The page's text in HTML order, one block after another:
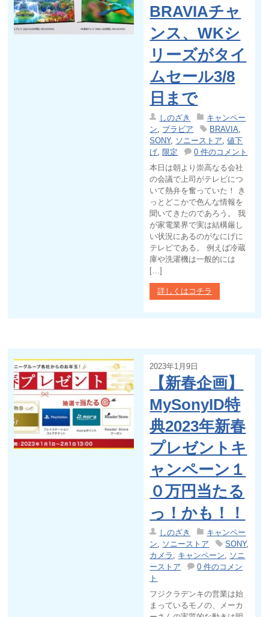
BRAVIAチャ
ンス、WKシ
リーズがタイ
ムセール3/8
日まで
しのざき
キャンペー
ン
ブラビア BRAVIA
SONY, ソニーストア ,値下
げ 限定
0 件のコメント
本日は朝より崇高なる会社
の会議で上司がテレビにつ
いて熱弁を奮っていた！ き
っとどこかで色んな情報を
聞いてきたのであろう。 我
が家電業界で実は結構厳し
い状況にあるのがなにげに
テレビである。 例えば冷蔵
庫や洗濯機は一般的には
[…]
詳しくはコチラ
2023年1月9日
【新春企画】
MySonyID特
典2023年新春
プレゼントキ
ャンペーン１
０万円当たる
っ！かも！！
しのざき
キャンペー
ン
ソニーストア SONY,
カメラ
キャンペーン
ソニ
ーストア
0 件のコメン
ト
フジクラデンキの営業は始
まっているモノの、メーカ